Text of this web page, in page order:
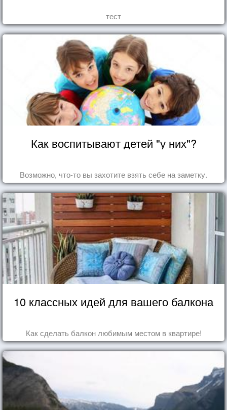
тест
Как воспитывают детей "у них"?
Возможно, что-то вы захотите взять себе на заметку.
10 классных идей для вашего балкона
Как сделать балкон любимым местом в квартире!